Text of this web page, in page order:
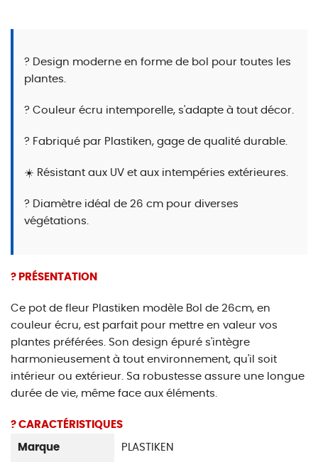
? Design moderne en forme de bol pour toutes les
plantes.
? Couleur écru intemporelle, s'adapte à tout décor.
? Fabriqué par Plastiken, gage de qualité durable.
☀️ Résistant aux UV et aux intempéries extérieures.
? Diamètre idéal de 26 cm pour diverses
végétations.
? PRÉSENTATION
Ce pot de fleur Plastiken modèle Bol de 26cm, en
couleur écru, est parfait pour mettre en valeur vos
plantes préférées. Son design épuré s'intègre
harmonieusement à tout environnement, qu'il soit
intérieur ou extérieur. Sa robustesse assure une longue
durée de vie, même face aux éléments.
? CARACTÉRISTIQUES
Marque PLASTIKEN